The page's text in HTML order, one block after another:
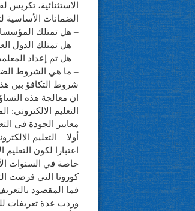
الاستثنائية،
الضمانات الأساسية
– هل تمتلك المؤسسات
– هل تمتلك الدول
– هل تم إعداد
– ما هي الشروط
شروط التكافؤ بين
ان معالجة هذه
التعليم الالكتروني:
معايير الجودة في
أولا – التعليم
اعتبارا لكون
خاصة في السنوات
كورونا التي فرضت
فما المقصود
وردت عدة تعريفات